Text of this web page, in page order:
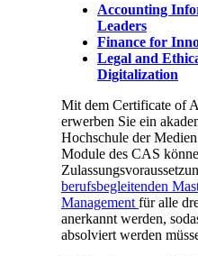
Accounting
Leaders
Finance for
Legal and
Digitalization
Mit dem Certificate of
erwerben Sie ein
Hochschule der
Module des CAS
berufsbegleitenden
Management für alle
anerkannt werden,
absolviert werden